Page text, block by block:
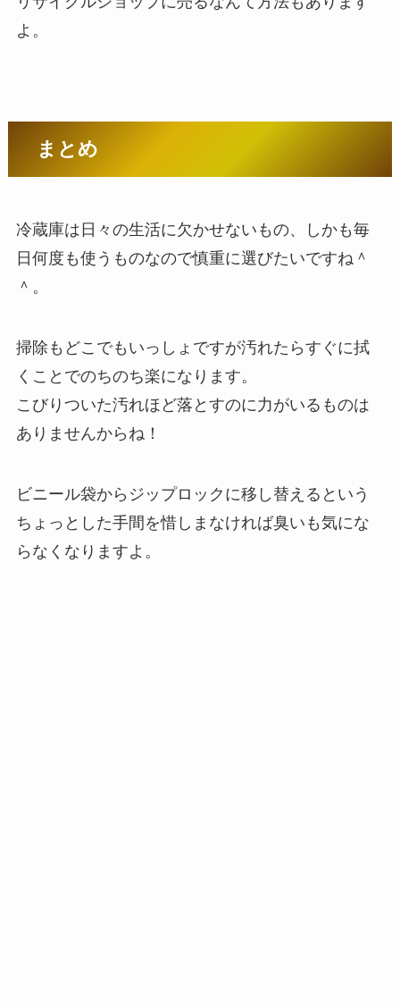
よ。
まとめ
冷蔵庫は日々の生活に欠かせないもの、しかも毎
日何度も使うものなので慎重に選びたいですね＾
＾。
掃除もどこでもいっしょですが汚れたらすぐに拭
くことでのちのち楽になります。
こびりついた汚れほど落とすのに力がいるものは
ありませんからね！
ビニール袋からジップロックに移し替えるという
ちょっとした手間を惜しまなければ臭いも気にな
らなくなりますよ。